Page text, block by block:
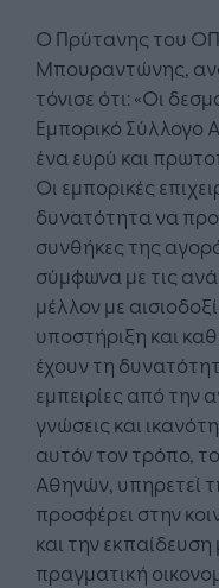
Ο Πρύτανης του
Μπουραντώνης,
τόνισε ότι: «Οι
Εμπορικό Σύλλογο
ένα ευρύ και
Οι εμπορικές
δυνατότητα να
συνθήκες της
σύμφωνα με τις
μέλλον με
υποστήριξη και
έχουν τη
εμπειρίες από την
γνώσεις και
αυτόν τον τρόπο,
Αθηνών, υπηρετεί
προσφέρει στην
και την
πραγματική